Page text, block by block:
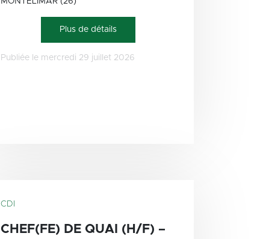
Plus de détails
Publiée le mercredi 29 juillet 2026
CDI
CHEF(FE) DE QUAI (H/F) –